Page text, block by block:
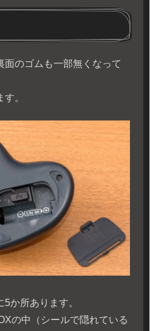
面のゴムも一部無くなって
。
か所あります。
の中（シールで隠れている